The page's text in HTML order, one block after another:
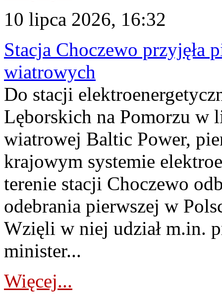
10 lipca 2026, 16:32
Stacja Choczewo przyjęła
wiatrowych
Do stacji
Lęborskich na Pomorzu w
wiatrowej Baltic Power,
krajowym systemie
terenie stacji Choczewo
odebrania pierwszej w
Wzięli w niej udział m.in.
minister...
Więcej...